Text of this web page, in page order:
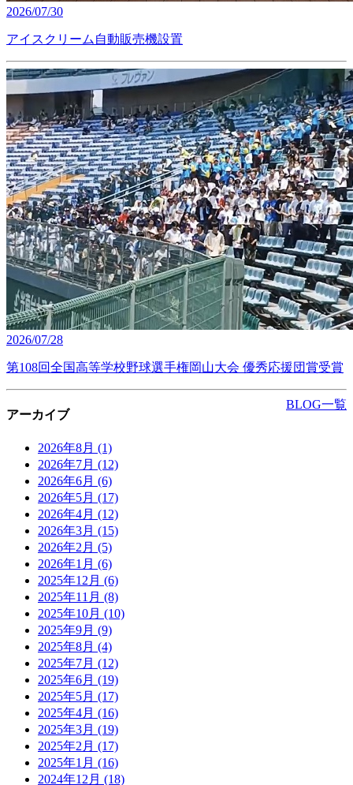
2026/07/30
アイスクリーム自動販売機設置
2026/07/28
第108回全国高等学校野球選手権岡山大会 優秀応援団賞受賞
BLOG一覧
アーカイブ
2026年8月 (1)
2026年7月 (12)
2026年6月 (6)
2026年5月 (17)
2026年4月 (12)
2026年3月 (15)
2026年2月 (5)
2026年1月 (6)
2025年12月 (6)
2025年11月 (8)
2025年10月 (10)
2025年9月 (9)
2025年8月 (4)
2025年7月 (12)
2025年6月 (19)
2025年5月 (17)
2025年4月 (16)
2025年3月 (19)
2025年2月 (17)
2025年1月 (16)
2024年12月 (18)